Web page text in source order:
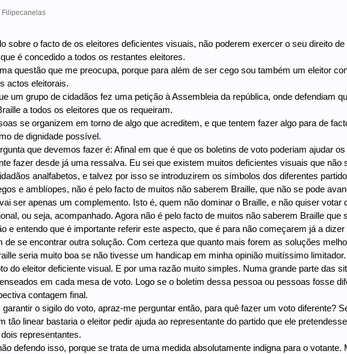
Filipecanelas
sobre o facto de os eleitores deficientes visuais, não poderem exercer o seu direito
é concedido a todos os restantes eleitores.
questão que me preocupa, porque para além de ser cego sou também um eleitor
actos eleitorais.
um grupo de cidadãos fez uma petição à Assembleia da república, onde defendiam
a todos os eleitores que os requeiram.
se organizem em torno de algo que acreditem, e que tentem fazer algo para de
de dignidade possível.
que devemos fazer é: Afinal em que é que os boletins de voto poderiam ajudar
fazer desde já uma ressalva. Eu sei que existem muitos deficientes visuais que não
analfabetos, e talvez por isso se introduzirem os símbolos dos diferentes
e amblíopes, não é pelo facto de muitos não saberem Braille, que não se pode
ser apenas um complemento. Isto é, quem não dominar o Braille, e não quiser votar
ou seja, acompanhado. Agora não é pelo facto de muitos não saberem Braille que
e entendo que é importante referir este aspecto, que é para não começarem já a
de se encontrar outra solução. Com certeza que quanto mais forem as soluções
seria muito boa se não tivesse um handicap em minha opinião muitíssimo
do eleitor deficiente visual. E por uma razão muito simples. Numa grande parte das
em cada mesa de voto. Logo se o boletim dessa pessoa ou pessoas fosse
contagem final.
o sigilo do voto, apraz-me perguntar então, para quê fazer um voto diferente?
tão linear bastaria o eleitor pedir ajuda ao representante do partido que ele
representantes.
defendo isso, porque se trata de uma medida absolutamente indigna para o votante.